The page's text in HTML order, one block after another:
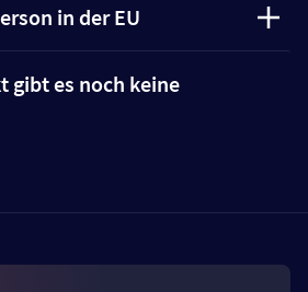
in der EU
gibt es noch keine